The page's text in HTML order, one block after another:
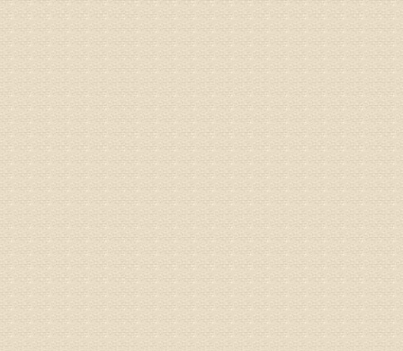
姓名：
专家回
治疗方
理疗、
由于我
气，一
来诊请
姓名：